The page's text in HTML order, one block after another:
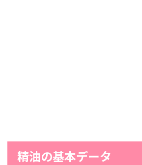
精油の基本データ